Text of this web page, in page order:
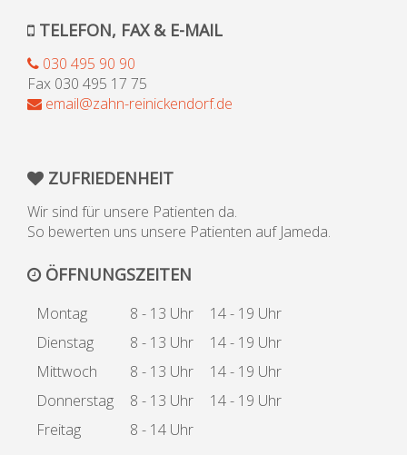
TELEFON, FAX & E-MAIL
030 495 90 90
Fax 030 495 17 75
email@zahn-reinickendorf.de
ZUFRIEDENHEIT
Wir sind für unsere Patienten da.
So bewerten uns unsere Patienten auf Jameda.
ÖFFNUNGSZEITEN
Montag 8 - 13 Uhr
14 - 19 Uhr
Dienstag
8 - 13 Uhr
14 - 19 Uhr
Mittwoch
8 - 13 Uhr
14 - 19 Uhr
Donnerstag
8 - 13 Uhr
14 - 19 Uhr
Freitag
8 - 14 Uhr